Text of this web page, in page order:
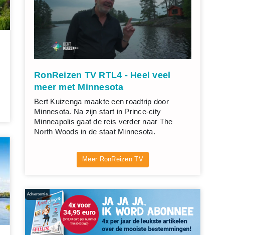
RonReizen TV RTL4 - Heel veel
meer met Minnesota
Bert Kuizenga maakte een roadtrip door
Minnesota. Na zijn start in Prince-city
Minneapolis gaat de reis verder naar The
North Woods in de staat Minnesota.
Meer RonReizen TV
Advertentie